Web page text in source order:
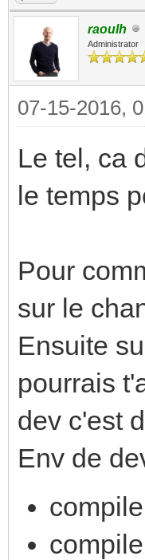
raoulh
Administrator
07-15-2016,
Le tel, ca
le temps
Pour
sur le
Ensuite
pourrais
dev c'est
Env de